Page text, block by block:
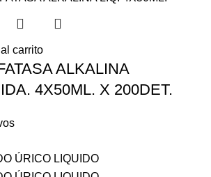
carrito
ALKALINA
4X50ML. X 200DET.